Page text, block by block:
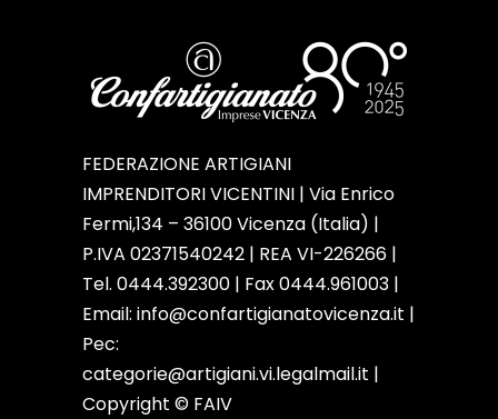
FEDERAZIONE ARTIGIANI
IMPRENDITORI VICENTINI | Via Enrico
Fermi,134 – 36100 Vicenza (Italia) |
P.IVA 02371540242 | REA VI-226266 |
Tel. 0444.392300 | Fax 0444.961003 |
Email: info@confartigianatovicenza.it |
Pec:
categorie@artigiani.vi.legalmail.it |
Copyright © FAIV